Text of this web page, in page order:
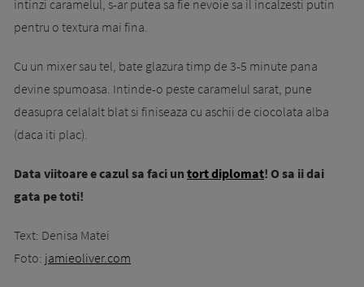
intinzi caramelul, s-ar putea sa fie nevoie sa il incalzesti putin
pentru o textura mai fina.
Cu un mixer sau tel, bate glazura timp de 3-5 minute pana
devine spumoasa. Intinde-o peste caramelul sarat, pune
deasupra celalalt blat si finiseaza cu aschii de ciocolata alba
(daca iti plac).
Data viitoare e cazul sa faci un tort diplomat! O sa ii dai
gata pe toti!
Text: Denisa Matei
Foto: jamieoliver.com